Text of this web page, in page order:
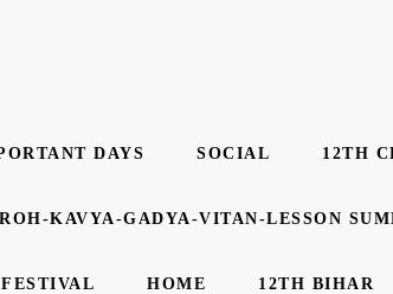
DAYS SOCIAL 12TH
KAVYA-GADYA-VITAN-LESSON
HOME 12TH BIHAR